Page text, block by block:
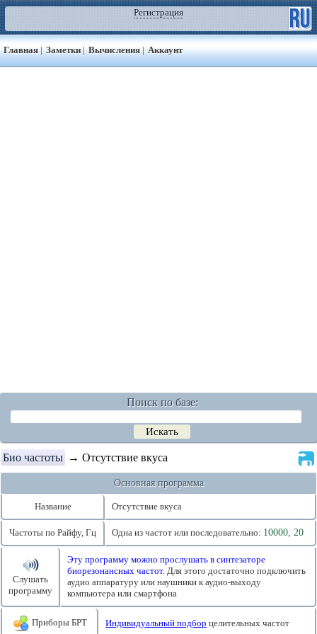
Регистрация
Главная | Заметки | Вычисления | Аккаунт
Поиск по базе:
Био частоты → Отсутствие вкуса
Основная программа
Название Отсутствие вкуса
Частоты по Райфу, Гц Одна из частот или последовательно: 10000, 20
Слушать
программу
Эту программу можно прослушать в синтезаторе
биорезонансных частот. Для этого достаточно подключить
аудио аппаратуру или наушники к аудио-выходу
компьютера или смартфона
Приборы БРТ Индивидуальный подбор целительных частот